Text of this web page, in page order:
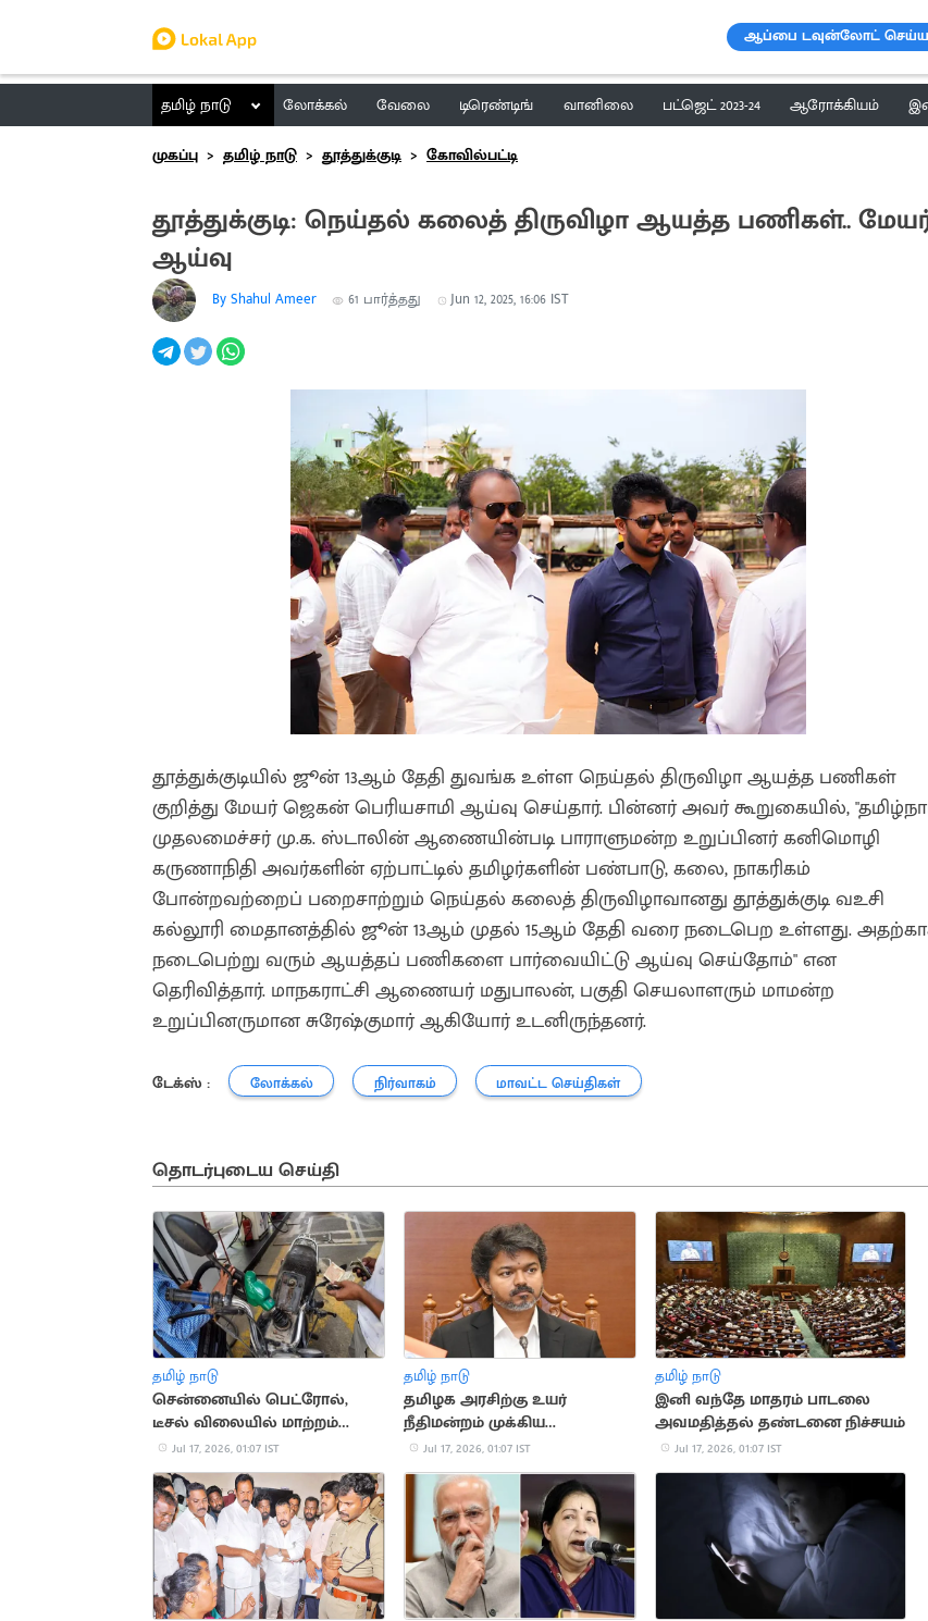
ஆப்பை டவுன்லோட்
தமிழ் நாடு லோக்கல் வேலை டிரெண்டிங் வானிலை பட்ஜெட் 2023-24 ஆரோக்கியம்
முகப்பு
தமிழ் நாடு தூத்துக்குடி கோவில்பட்டி
தூத்துக்குடி: நெய்தல் கலைத் திருவிழா ஆயத்த பணிகள்..
ஆய்வு
By Shahul Ameer 61 பார்த்தது Jun 12, 2025, 16:06 IST
தூத்துக்குடியில் ஜூன் 13ஆம் தேதி துவங்க உள்ள நெய்தல் திருவிழா ஆயத்த பணிகள்
குறித்து மேயர் ஜெகன் பெரியசாமி ஆய்வு செய்தார். பின்னர் அவர் கூறுகையில்,
முதலமைச்சர் மு.க. ஸ்டாலின் ஆணையின்படி பாராளுமன்ற உறுப்பினர் கனிமொழி
கருணாநிதி அவர்களின் ஏற்பாட்டில் தமிழர்களின் பண்பாடு, கலை, நாகரிகம்
போன்றவற்றைப் பறைசாற்றும் நெய்தல் கலைத் திருவிழாவானது தூத்துக்குடி வஉசி
கல்லூரி மைதானத்தில் ஜூன் 13ஆம் முதல் 15ஆம் தேதி வரை நடைபெற உள்ளது.
நடைபெற்று வரும் ஆயத்தப் பணிகளை பார்வையிட்டு ஆய்வு செய்தோம்" என
தெரிவித்தார். மாநகராட்சி ஆணையர் மதுபாலன், பகுதி செயலாளரும் மாமன்ற
உறுப்பினருமான சுரேஷ்குமார் ஆகியோர் உடனிருந்தனர்.
டேக்ஸ் : லோக்கல் நிர்வாகம் மாவட்ட செய்திகள்
தொடர்புடைய செய்தி
தமிழ் நாடு
சென்னையில் பெட்ரோல்,
டீசல் விலையில் மாற்றம்
இல்லை
Jul 17, 2026, 01:07 IST
தமிழ் நாடு
தமிழக அரசிற்கு உயர்
நீதிமன்றம் முக்கிய
அறிவுறுத்தல்
Jul 17, 2026, 01:07 IST
தமிழ் நாடு
இனி வந்தே மாதரம் பாடலை
அவமதித்தல் தண்டனை நிச்சயம்
Jul 17, 2026, 01:07 IST